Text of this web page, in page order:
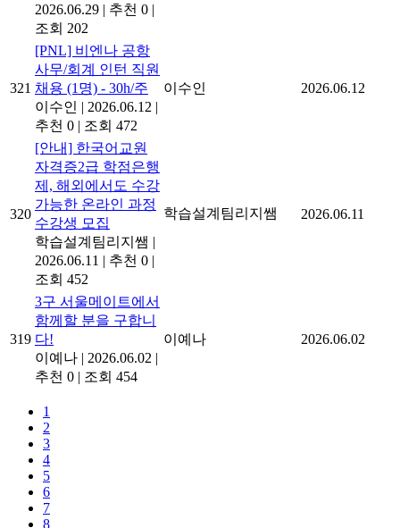
2026.06.29 | 추천 0 |
조회 202
321
[PNL] 비엔나 공항
사무/회계 인턴 직원
채용 (1명) - 30h/주
이수인 | 2026.06.12 |
추천 0 | 조회 472
이수인 2026.06.12
320
[안내] 한국어교원
자격증2급 학점은행
제, 해외에서도 수강
가능한 온라인 과정
수강생 모집
학습설계팀리지쌤 |
2026.06.11 | 추천 0 |
조회 452
학습설계팀리지쌤 2026.06.11
319
3구 서울메이트에서
함께할 분을 구합니
다!
이예나 | 2026.06.02 |
추천 0 | 조회 454
이예나 2026.06.02
1
2
3
4
5
6
7
8